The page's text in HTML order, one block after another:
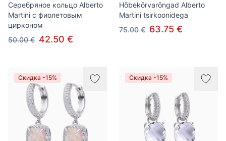
Серебряное кольцо Alberto
Martini с фиолетовым
цирконом
50.00 € 42.50 €
Hõbekõrvarõngad Alberto
Martini tsirkoonidega
75.00 € 63.75 €
Скидка -15% Скидка -15%